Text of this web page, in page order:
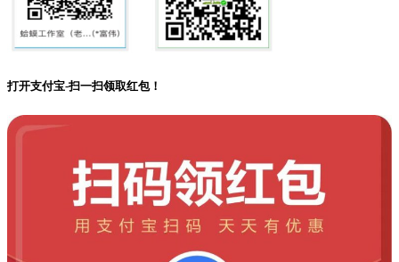
打开支付宝-扫一扫领取红包！